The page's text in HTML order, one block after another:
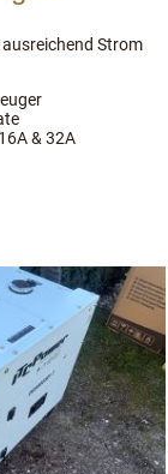
Strom
& 32A